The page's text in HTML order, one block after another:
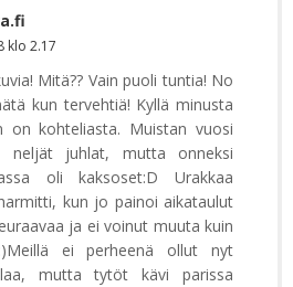
klo 2.17
Mitä?? Vain puoli tuntia! No
kun tervehtiä! Kyllä minusta
on kohteliasta. Muistan vuosi
juhlat, mutta onneksi
oli kaksoset:D Urakkaa
kun jo painoi aikataulut
ja ei voinut muuta kuin
ei perheenä ollut nyt
mutta tytöt kävi parissa